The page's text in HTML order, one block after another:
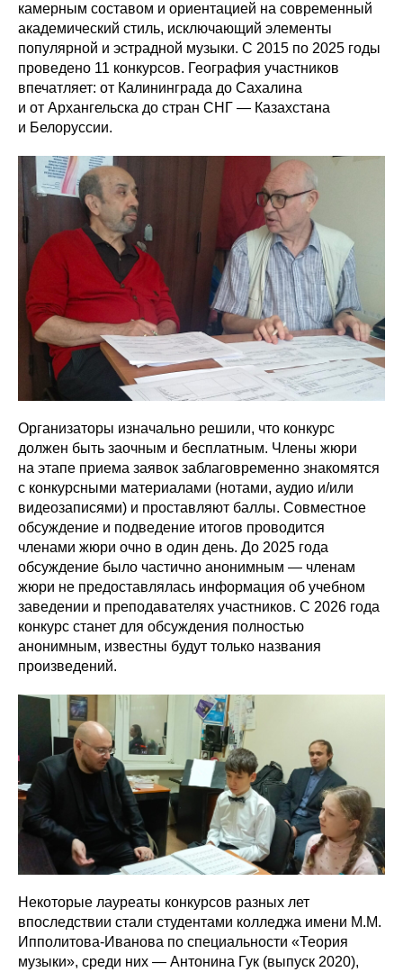
камерным составом и ориентацией на современный
академический стиль, исключающий элементы
популярной и эстрадной музыки. С 2015 по 2025 годы
проведено 11 конкурсов. География участников
впечатляет: от Калининграда до Сахалина
и от Архангельска до стран СНГ — Казахстана
и Белоруссии.
Организаторы изначально решили, что конкурс
должен быть заочным и бесплатным. Члены жюри
на этапе приема заявок заблаговременно знакомятся
с конкурсными материалами (нотами, аудио и/или
видеозаписями) и проставляют баллы. Совместное
обсуждение и подведение итогов проводится
членами жюри очно в один день. До 2025 года
обсуждение было частично анонимным — членам
жюри не предоставлялась информация об учебном
заведении и преподавателях участников. С 2026 года
конкурс станет для обсуждения полностью
анонимным, известны будут только названия
произведений.
Некоторые лауреаты конкурсов разных лет
впоследствии стали студентами колледжа имени М.М.
Ипполитова-Иванова по специальности «Теория
музыки», среди них — Антонина Гук (выпуск 2020),